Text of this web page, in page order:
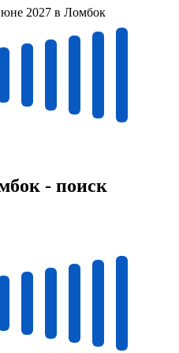
2027 в Ломбок
- поиск